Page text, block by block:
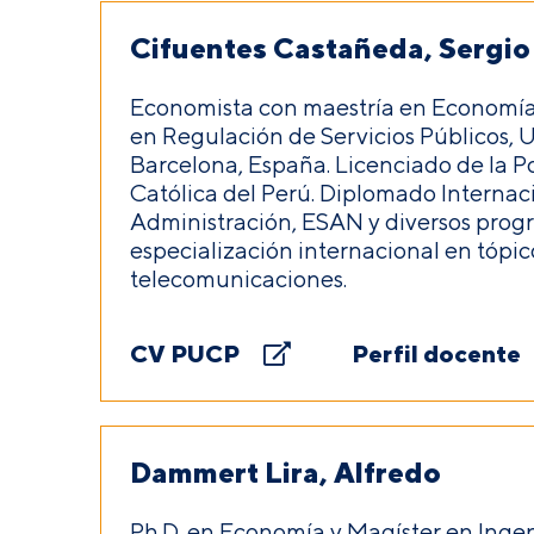
Cifuentes Castañeda, Sergio
Economista con maestría en
en Regulación de Servicios Públicos,
Barcelona, España. Licenciado de la
Católica del Perú. Diplomado
Administración, ESAN y diversos
especialización internacional en
telecomunicaciones.
CV PUCP Perfil docente
Dammert Lira, Alfredo